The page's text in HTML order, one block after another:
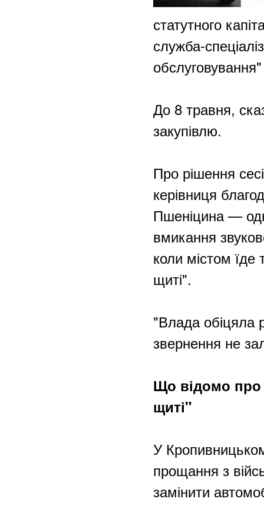
статутного
служба-
До 8 травня,
закупівлю.
Про рішення
керівниця
Пшеніцина —
вмикання
коли містом
щиті".
"Влада обіцяла
звернення не
Що відомо про
щиті"
У
прощання з
замінити